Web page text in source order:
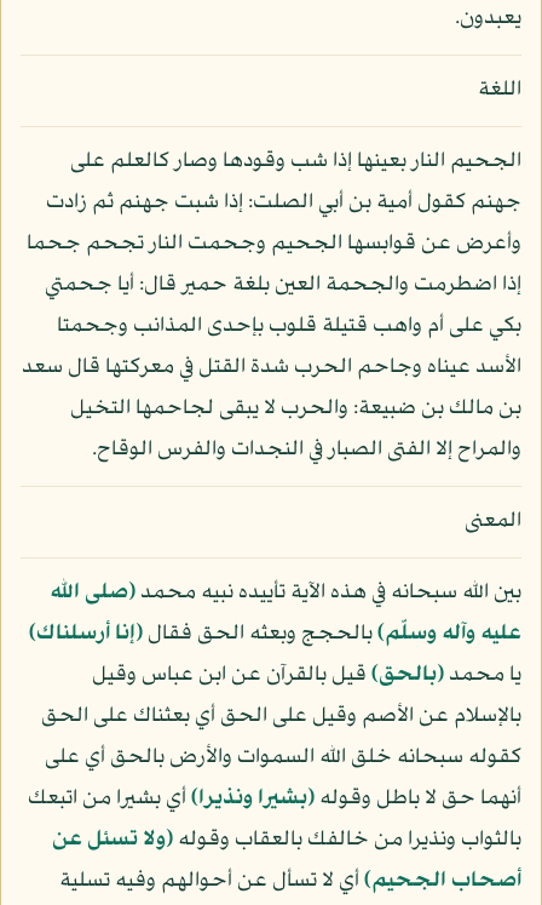
يعبدون.
اللغة
الجحيم النار بعينها إذا شب وقودها وصار كالعلم على
جهنم كقول أمية بن أبي الصلت: إذا شبت جهنم ثم زادت
وأعرض عن قوابسها الجحيم وجحمت النار تجحم جحما
إذا اضطرمت والجحمة العين بلغة حمير قال: أيا جحمتي
بكي على أم واهب قتيلة قلوب بإحدى المذانب وجحمتا
الأسد عيناه وجاحم الحرب شدة القتل في معركتها قال سعد
بن مالك بن ضبيعة: والحرب لا يبقى لجاحمها التخيل
والمراح إلا الفتى الصبار في النجدات والفرس الوقاح.
المعنى
بين الله سبحانه في هذه الآية تأييده نبيه محمد(صلى الله
عليه وآله وسلّم)بالحجج وبعثه الحق فقال﴿إنا أرسلناك﴾
يا محمد﴿بالحق﴾قيل بالقرآن عن ابن عباس وقيل
بالإسلام عن الأصم وقيل على الحق أي بعثناك على الحق
كقوله سبحانه خلق الله السموات والأرض بالحق أي على
أنهما حق لا باطل وقوله﴿بشيرا ونذيرا﴾أي بشيرا من اتبعك
بالثواب ونذيرا من خالفك بالعقاب وقوله﴿ولا تسئل عن
أصحاب الجحيم﴾أي لا تسأل عن أحوالهم وفيه تسلية